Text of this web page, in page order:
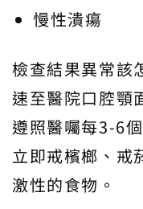
慢性潰瘍
檢查結果異常該
速至醫院口腔顎
遵照醫囑每3-6
立即戒檳榔、戒
激性的食物。